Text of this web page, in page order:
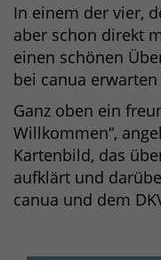
In einem der vier,
aber schon direkt
einen schönen
bei canua erwarten
Ganz oben ein
Willkommen“,
Kartenbild, das
aufklärt und
canua und dem